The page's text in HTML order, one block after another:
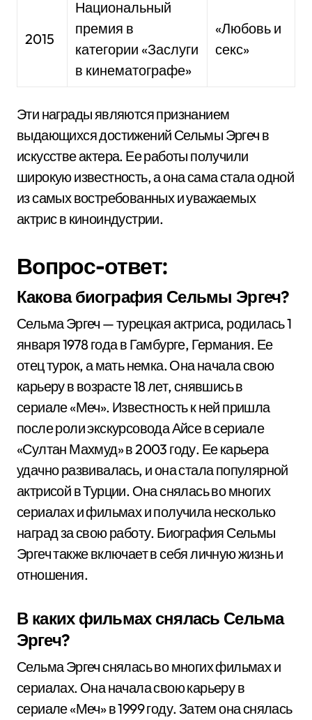
2015
Национальный
премия в
категории «Заслуги
в кинематографе»
«Любовь и
секс»
Эти награды являются признанием
выдающихся достижений Сельмы Эргеч в
искусстве актера. Ее работы получили
широкую известность, а она сама стала одной
из самых востребованных и уважаемых
актрис в киноиндустрии.
Вопрос-ответ:
Какова биография Сельмы Эргеч?
Сельма Эргеч — турецкая актриса, родилась 1
января 1978 года в Гамбурге, Германия. Ее
отец турок, а мать немка. Она начала свою
карьеру в возрасте 18 лет, снявшись в
сериале «Меч». Известность к ней пришла
после роли экскурсовода Айсе в сериале
«Султан Махмуд» в 2003 году. Ее карьера
удачно развивалась, и она стала популярной
актрисой в Турции. Она снялась во многих
сериалах и фильмах и получила несколько
наград за свою работу. Биография Сельмы
Эргеч также включает в себя личную жизнь и
отношения.
В каких фильмах снялась Сельма
Эргеч?
Сельма Эргеч снялась во многих фильмах и
сериалах. Она начала свою карьеру в
сериале «Меч» в 1999 году. Затем она снялась